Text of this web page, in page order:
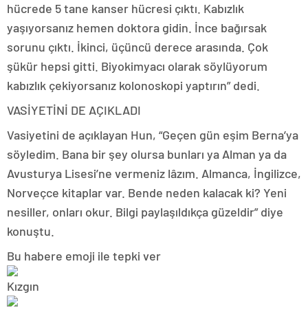
hücrede 5 tane kanser hücresi çıktı. Kabızlık
yaşıyorsanız hemen doktora gidin. İnce bağırsak
sorunu çıktı. İkinci, üçüncü derece arasında. Çok
şükür hepsi gitti. Biyokimyacı olarak söylüyorum
kabızlık çekiyorsanız kolonoskopi yaptırın” dedi.
VASİYETİNİ DE AÇIKLADI
Vasiyetini de açıklayan Hun, “Geçen gün eşim Berna’ya
söyledim. Bana bir şey olursa bunları ya Alman ya da
Avusturya Lisesi’ne vermeniz lâzım. Almanca, İngilizce,
Norveçce kitaplar var. Bende neden kalacak ki? Yeni
nesiller, onları okur. Bilgi paylaşıldıkça güzeldir” diye
konuştu.
Bu habere emoji ile tepki ver